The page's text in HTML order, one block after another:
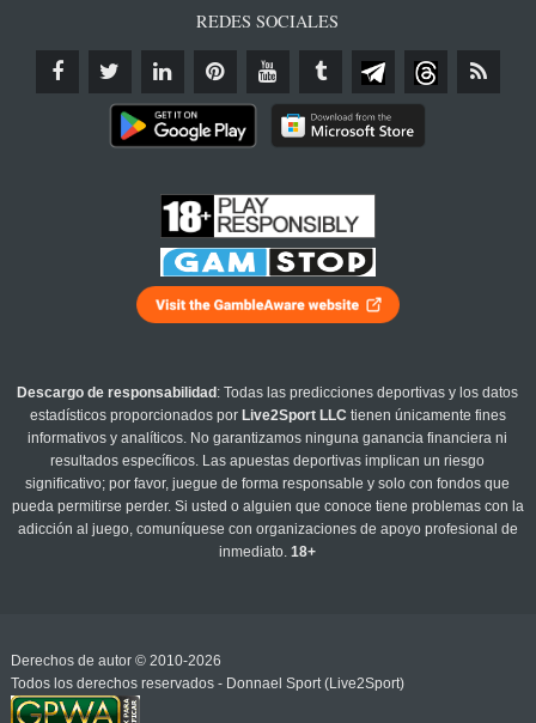
REDES SOCIALES
Descargo de responsabilidad : Todas las predicciones deportivas y los datos
estadísticos proporcionados por Live2Sport LLC tienen únicamente fines
informativos y analíticos. No garantizamos ninguna ganancia financiera ni
resultados específicos. Las apuestas deportivas implican un riesgo
significativo; por favor, juegue de forma responsable y solo con fondos que
pueda permitirse perder. Si usted o alguien que conoce tiene problemas con la
adicción al juego, comuníquese con organizaciones de apoyo profesional de
inmediato.18+
Derechos de autor © 2010-2026
Todos los derechos reservados - Donnael Sport (Live2Sport)